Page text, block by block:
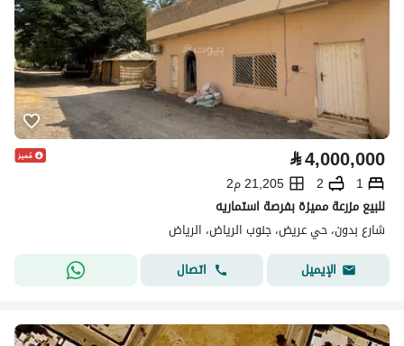
⃁4,000,000
1
2
21,205 م2
للبيع مزرعة مميزة بفرصة استماريه
شارع بدون، حي عريض، جنوب الرياض، الرياض
الإيميل
اتصال